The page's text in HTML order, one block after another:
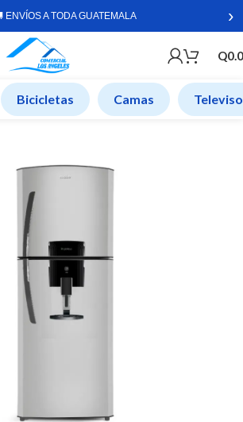
ENVÍOS A TODA GUATEMALA ›
Q
Bicicletas Camas